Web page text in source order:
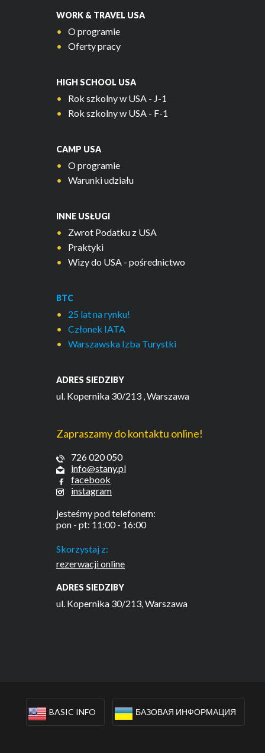
WORK & TRAVEL USA
O programie
Oferty pracy
HIGH SCHOOL USA
Rok szkolny w USA - J-1
Rok szkolny w USA - F-1
CAMP USA
O programie
Warunki udziału
INNE USŁUGI
Zwrot Podatku z USA
Praktyki
Wizy do USA - pośrednictwo
BTC
25 lat na rynku!
Członek IATA
Warszawska Izba Turystki
ADRES SIEDZIBY
ul. Kopernika 30/213 , Warszawa
Zapraszamy do kontaktu online!
726 020 050
info@stany.pl
facebook
instagram
jesteśmy pod telefonem:
pon - pt: 11:00 - 16:00
Skorzystaj z:
rezerwacji online
ADRES SIEDZIBY
ul. Kopernika 30/213, Warszawa
BASIC INFO БАЗОВАЯ ИНФОРМАЦИЯ